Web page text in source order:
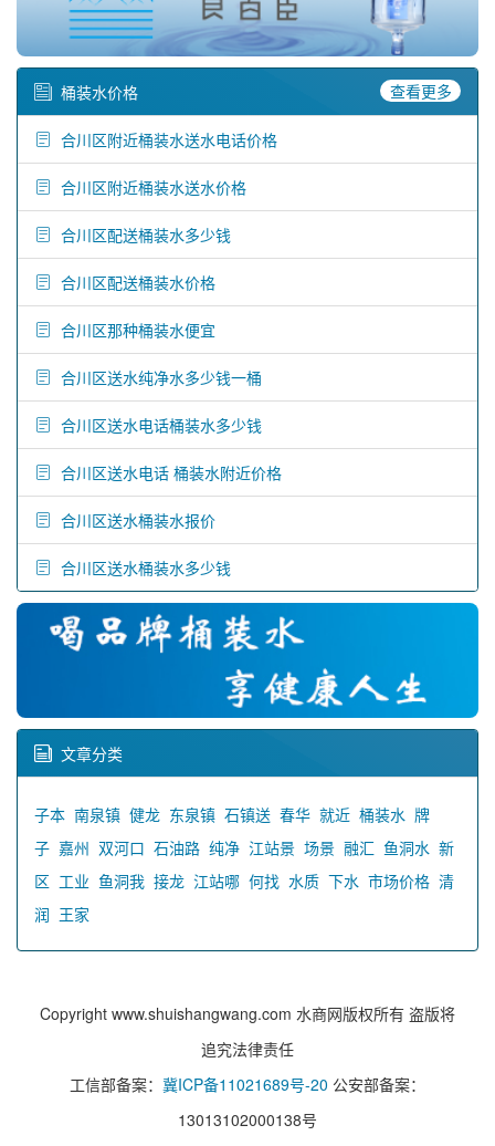
桶装水价格 查看更多
合川区附近桶装水送水电话价格
合川区附近桶装水送水价格
合川区配送桶装水多少钱
合川区配送桶装水价格
合川区那种桶装水便宜
合川区送水纯净水多少钱一桶
合川区送水电话桶装水多少钱
合川区送水电话 桶装水附近价格
合川区送水桶装水报价
合川区送水桶装水多少钱
文章分类
子本 南泉镇 健龙 东泉镇 石镇送 春华 就近 桶装水 牌
子 嘉州 双河口 石油路 纯净 江站景 场景 融汇 鱼洞水 新
区 工业 鱼洞我 接龙 江站哪 何找 水质 下水 市场价格 清
润 王家
Copyright www.shuishangwang.com 水商网版权所有 盗版将
追究法律责任
工信部备案： 冀ICP备11021689号-20 公安部备案：
13013102000138号